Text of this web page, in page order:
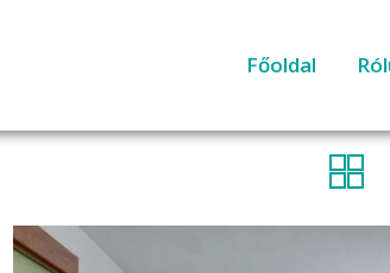
Főoldal